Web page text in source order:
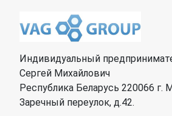
Индивидуальный
Сергей Михайлович
Республика Беларусь 220066 г.
Заречный переулок, д.42.